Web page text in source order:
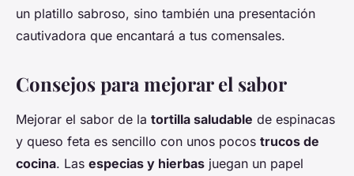
un platillo sabroso, sino también una presentación
cautivadora que encantará a tus comensales.
Consejos para mejorar el sabor
Mejorar el sabor de la tortilla saludable de espinacas
y queso feta es sencillo con unos pocos trucos de
cocina. Las especias y hierbas juegan un papel